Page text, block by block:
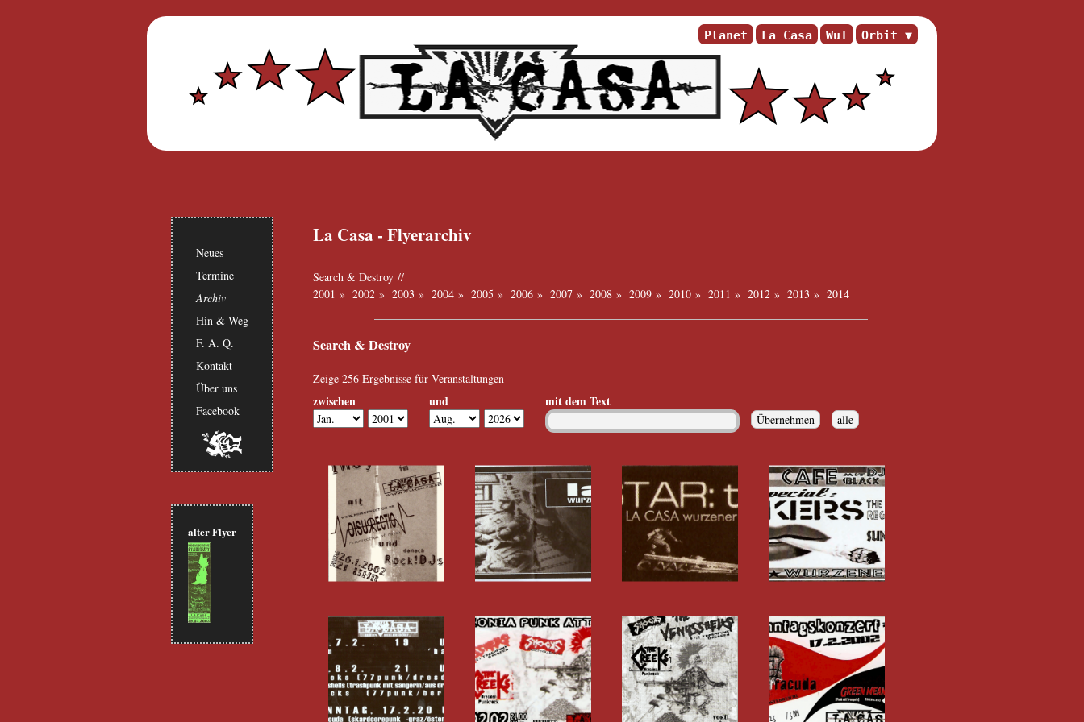
Planet La Casa WuT Orbit
La Casa - Flyerarchiv
Search & Destroy //
2001 » 2002 » 2003 » 2004 » 2005 » 2006 » 2007 » 2008 » 2009 » 2010 » 2011 » 2012 » 2013 » 2014
Search & Destroy
Zeige 256 Ergebnisse für Veranstaltungen
zwischen
Monat
Jahr
und
Monat
Jahr
mit dem Text
Neues
Termine
Archiv
Hin & Weg
F. A. Q.
Kontakt
Über uns
Facebook
alter Flyer